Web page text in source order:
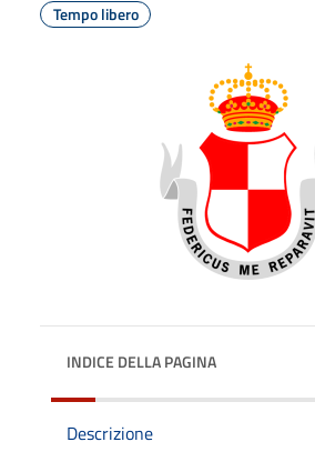
Tempo libero
INDICE DELLA PAGINA
Descrizione